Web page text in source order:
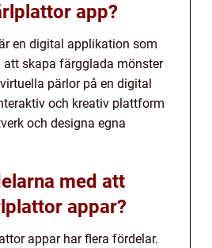
app?
en digital applikation som
skapa färgglada mönster
pärlor på en digital
och kreativ plattform
och designa egna
med att
appar?
appar har flera fördelar.